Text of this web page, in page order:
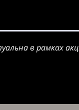
в рамках